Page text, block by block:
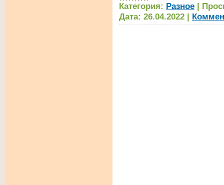
Категория: Разное |
Дата: 26.04.2022 |